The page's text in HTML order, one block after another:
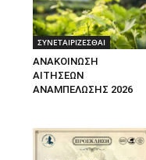
ΣΥΝΕΤΑΙΡΙΖΕΣΘΑΙ
ΑΝΑΚΟΙΝΩΣΗ
ΑΙΤΗΣΕΩΝ
ΑΝΑΜΠΕΛΩΣΗΣ 2026